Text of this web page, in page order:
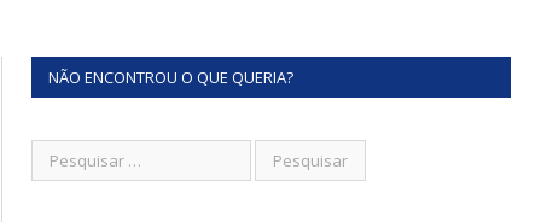
NÃO ENCONTROU O QUE QUERIA?